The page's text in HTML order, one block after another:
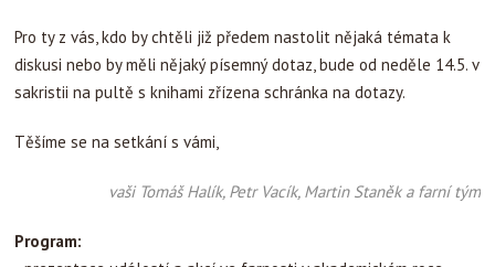
Pro ty z vás, kdo by chtěli již předem nastolit nějaká témata k
diskusi nebo by měli nějaký písemný dotaz, bude od neděle 14.5. v
sakristii na pultě s knihami zřízena schránka na dotazy.
Těšíme se na setkání s vámi,
vaši Tomáš Halík, Petr Vacík, Martin Staněk a farní tým
Program: